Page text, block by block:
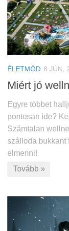
ÉLETMÓD 8 JÚN,
Miért jó
Egyre többet
pontosan ide?
Számtalan
szálloda bukkant
elmenni!
Tovább »